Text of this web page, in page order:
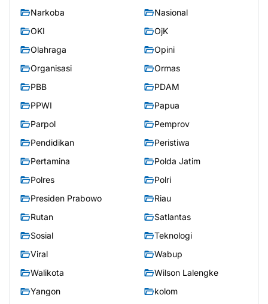
Narkoba
Nasional
OKI
OjK
Olahraga
Opini
Organisasi
Ormas
PBB
PDAM
PPWI
Papua
Parpol
Pemprov
Pendidikan
Peristiwa
Pertamina
Polda Jatim
Polres
Polri
Presiden Prabowo
Riau
Rutan
Satlantas
Sosial
Teknologi
Viral
Wabup
Walikota
Wilson Lalengke
Yangon
kolom